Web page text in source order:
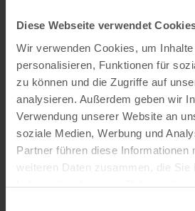
Diese Webseite verwendet
Wir verwenden Cookies, um
personalisieren, Funktionen für
zu können und die Zugriffe auf
analysieren. Außerdem geben wir
Verwendung unserer Website an
soziale Medien, Werbung und
Partner führen diese Informationen
weiteren Daten zusammen, die Sie